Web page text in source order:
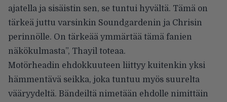
ajatella ja sisäistin sen, se tuntui hyvältä. Tämä on
tärkeä juttu varsinkin Soundgardenin ja Chrisin
perinnölle. On tärkeää ymmärtää tämä fanien
näkökulmasta”, Thayil toteaa.
Motörheadin ehdokkuuteen liittyy kuitenkin yksi
hämmentävä seikka, joka tuntuu myös suurelta
vääryydeltä. Bändeiltä nimetään ehdolle nimittäin